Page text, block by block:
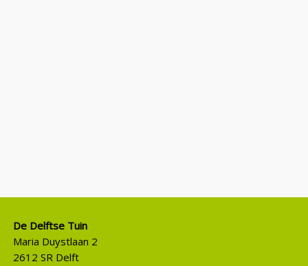
De Delftse Tuin
Maria Duystlaan 2
2612 SR Delft